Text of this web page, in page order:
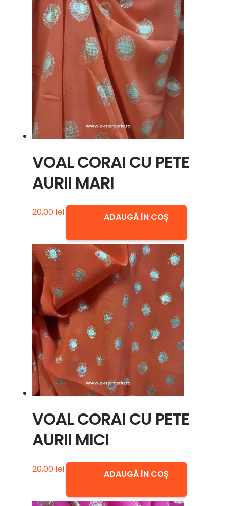
VOAL CORAI CU PETE
AURII MARI
20,00 lei ADAUGĂ ÎN COȘ
VOAL CORAI CU PETE
AURII MICI
20,00 lei ADAUGĂ ÎN COȘ